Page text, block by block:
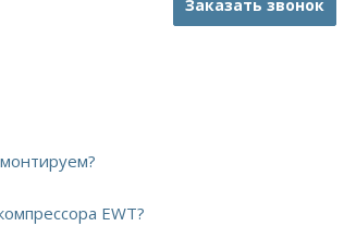
Заказать звонок
EWT?